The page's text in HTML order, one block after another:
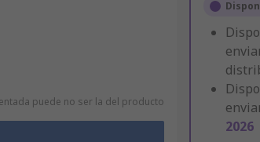
puede no ser la del producto
2026